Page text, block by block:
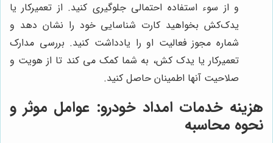
و از سوء استفاده احتمالی جلوگیری کنید. از تعمیرکار یا
یدک‌کش بخواهید کارت شناسایی خود را نشان دهد و
شماره مجوز فعالیت او را یادداشت کنید. بررسی مدارک
تعمیرکار یا یدک کش، به شما کمک می کند تا از هویت و
صلاحیت آنها اطمینان حاصل کنید.
هزینه خدمات امداد خودرو: عوامل موثر و
نحوه محاسبه